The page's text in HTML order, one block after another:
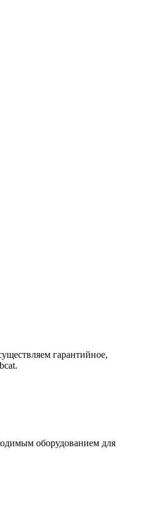
гарантийное,
оборудованием для